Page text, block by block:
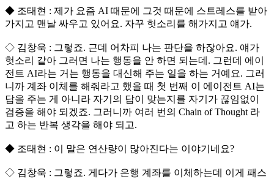
◆ 조태현 : 제가 요즘 AI 때문에 그것 때문에 스트레스를 받아
가지고 맨날 싸우고 있어요. 자꾸 헛소리를 해가지고 얘가.
◇ 김창욱 : 그렇죠. 근데 어차피 나는 판단을 하잖아요. 얘가
헛소리 같아 그러면 나는 행동을 안 하면 되는데. 그런데 에이
전트 AI라는 거는 행동을 대신해 주는 일을 하는 거예요. 그러
니까 계좌 이체를 해줘라고 했을 때 첫 번째 이 에이전트 AI는
답을 주는 게 아니라 자기의 답이 맞는지를 자기가 끊임없이
검증을 해야 되겠죠. 그러니까 여러 번의 Chain of Thought 라
고 하는 반복 생각을 해야 되고.
◆ 조태현 : 이 말은 연산량이 많아진다는 이야기네요?
◇ 김창욱 : 그렇죠. 게다가 은행 계좌를 이체하는데 이게 패스